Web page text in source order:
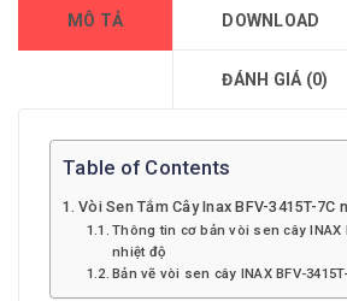
MÔ TẢ DOWNLOAD
ĐÁNH GIÁ (0)
Table of Contents
Vòi Sen Tắm Cây Inax BFV-3415T-7C
Thông tin cơ bản vòi sen cây INAX
nhiệt độ
Bản vẽ vòi sen cây INAX BFV-